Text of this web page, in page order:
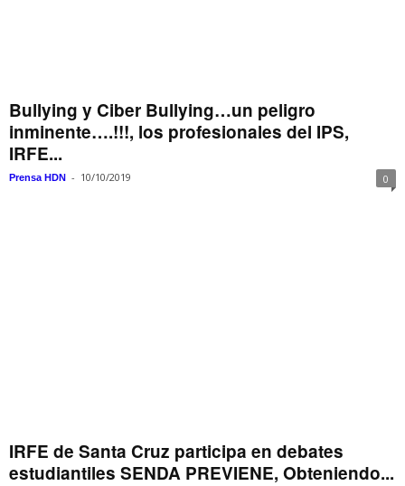
Bullying y Ciber Bullying…un peligro
inminente….!!!, los profesionales del IPS,
IRFE...
Prensa HDN - 10/10/2019 0
IRFE de Santa Cruz participa en debates
estudiantiles SENDA PREVIENE, Obteniendo...